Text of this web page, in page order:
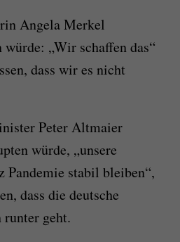
Angela Merkel
würde: „Wir schaffen das“
dass wir es nicht
Peter Altmaier
würde, „unsere
stabil bleiben“,
dass die deutsche
geht.